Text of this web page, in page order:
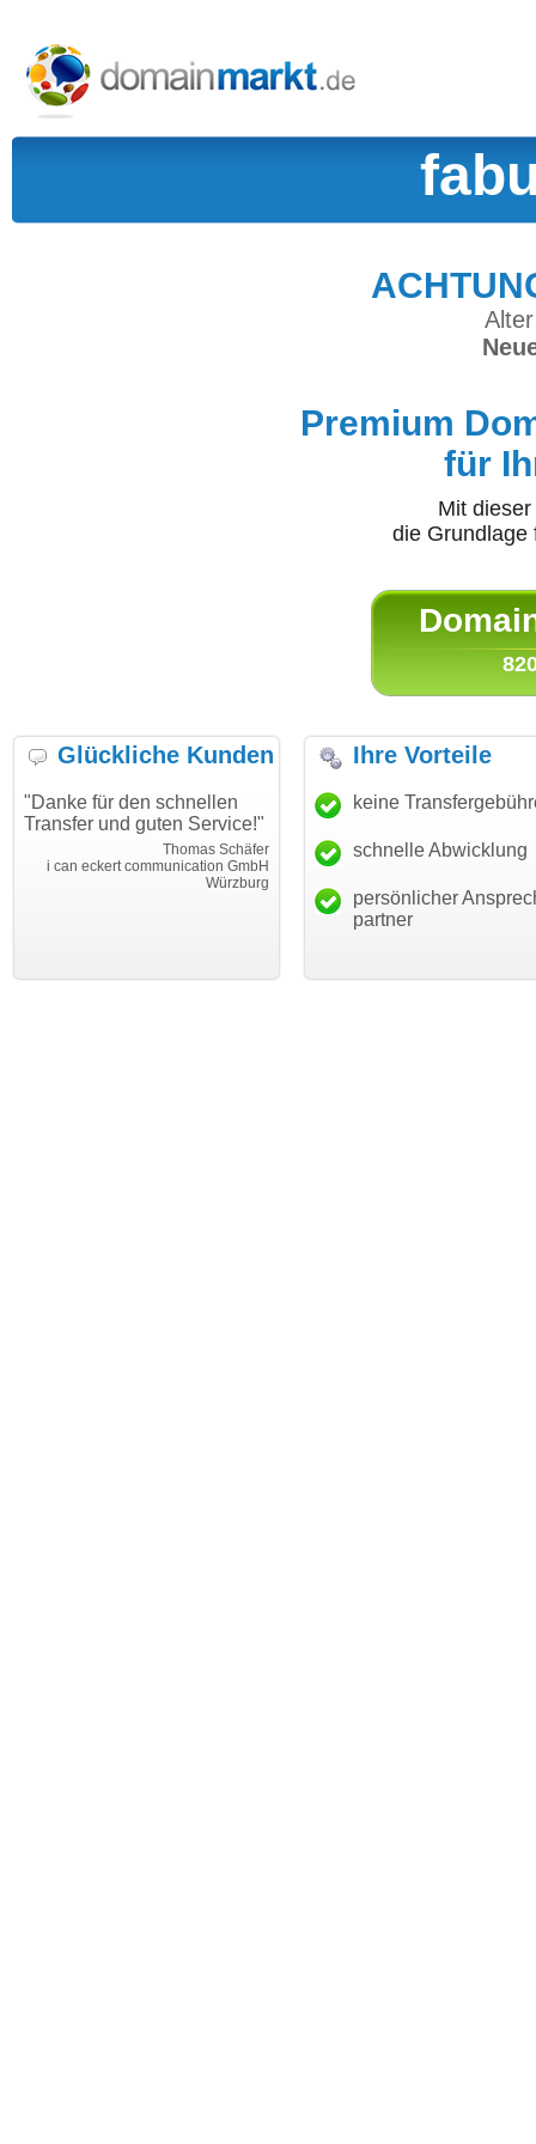
Premium
für
Mit
die
Glückliche Kunden
"Danke für den schnellen
Transfer und guten Service!"
Thomas Schäfer
i can eckert communication GmbH
Würzburg
"Ich bin dankbar, meine
Wunschdomain gefunden zu
haben. Die Domain passt für
mein Business und mich
hundertprozentig."
Ihre Vorteile
keine
schnelle Abwicklung
persönlicher
partner